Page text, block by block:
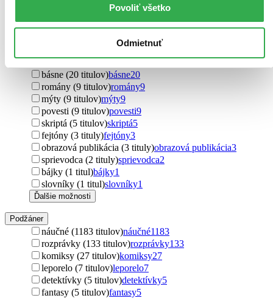
Povoliť všetko
Odmietnuť
pracovné listy (162 titulov)pracovné listy
učebnice (114 titulov)učebnice114
príručky (38 titulov)príručky
38
básne (20 titulov)básne20
romány (9 titulov)romány9
mýty (9 titulov)mýty9
povesti (9 titulov)povesti9
skriptá (5 titulov)skriptá5
fejtóny (3 tituly)fejtóny3
obrazová publikácia (3 tituly)obrazová publikácia3
sprievodca (2 tituly)sprievodca2
bájky (1 titul)bájky1
slovníky (1 titul)slovníky1
Ďalšie možnosti
Podžáner
náučné (1183 titulov)náučné1183
rozprávky (133 titulov)rozprávky133
komiksy (27 titulov)komiksy27
leporelo (7 titulov)leporelo7
detektívky (5 titulov)detektívky5
fantasy (5 titulov)fantasy5